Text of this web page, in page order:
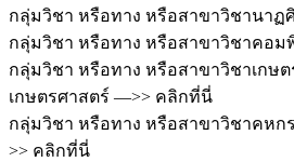
กลุ่มวิชา หรือทาง หรือสาขาวิชานา
กลุ่มวิชา หรือทาง หรือสาขาวิชาคอม
กลุ่มวิชา หรือทาง หรือสาขาวิชาเกษต
เกษตรศาสตร์ —>> คลิกที่นี่
กลุ่มวิชา หรือทาง หรือสาขาวิชาคห
>> คลิกที่นี่